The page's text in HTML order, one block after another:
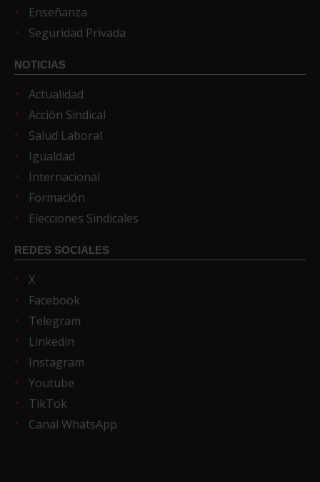
Enseñanza
Seguridad Privada
NOTICIAS
Actualidad
Acción Sindical
Salud Laboral
Igualdad
Internacional
Formación
Elecciones Sindicales
REDES SOCIALES
X
Facebook
Telegram
Linkedin
Instagram
Youtube
TikTok
Canal WhatsApp